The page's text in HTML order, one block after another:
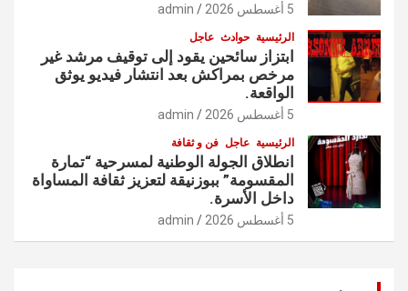
5 أغسطس 2026 admin
الرئيسية حوادث عاجل
ابتزاز سائحين يقود إلى توقيف مرشد غير
مرخص بمراكش بعد انتشار فيديو يوثق
الواقعة.
5 أغسطس 2026 admin
الرئيسية عاجل فن و ثقافة
انطلاق الجولة الوطنية لمسرحية “تمارة
المقسومة” ببوزنيقة لتعزيز ثقافة المساواة
داخل الأسرة.
5 أغسطس 2026 admin